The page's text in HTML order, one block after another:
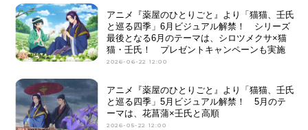
アニメ『薬屋のひとりごと』より「猫猫、壬氏
と巡る四季」6月ビジュアル解禁！ シリーズ
最後となる6月のテーマは、シロツメクサ×猫
猫・壬氏！ プレゼントキャンペーンも実施
2026-06-22 12:00
アニメ『薬屋のひとりごと』より「猫猫、壬氏
と巡る四季」5月ビジュアル解禁！ 5月のテ
ーマは、花菖蒲×壬氏と高順
2026-05-22 12:00